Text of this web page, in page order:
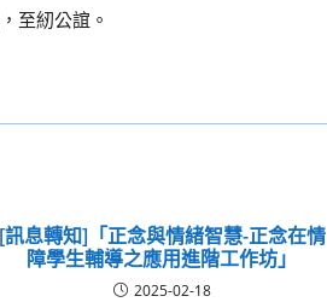
至紉公誼。
[訊息轉知]「正念與情緒智慧-正念在情
障學生輔導之應用進階工作坊」
2025-02-18